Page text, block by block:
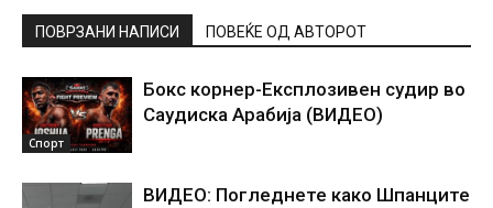
ПОВРЗАНИ НАПИСИ ПОВЕЌЕ ОД АВТОРОТ
Спорт
Бокс корнер-Експлозивен судир во
Саудиска Арабија (ВИДЕО)
ВИДЕО: Погледнете како Шпанците